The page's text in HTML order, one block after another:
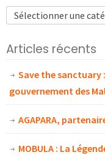
Articles récents
Save the
gouvernement des
AGAPARA,
MOBULA : La